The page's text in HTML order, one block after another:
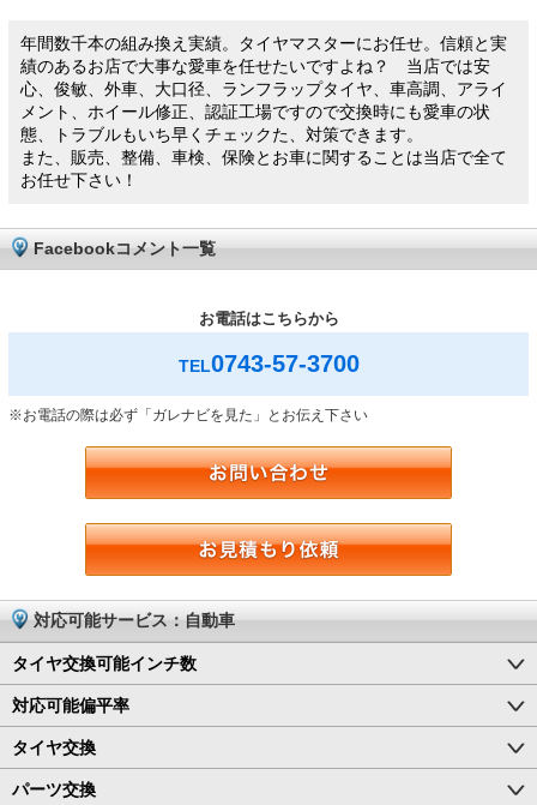
年間数千本の組み換え実績。タイヤマスターにお任せ。信頼と実
績のあるお店で大事な愛車を任せたいですよね？ 当店では安
心、俊敏、外車、大口径、ランフラップタイヤ、車高調、アライ
メント、ホイール修正、認証工場ですので交換時にも愛車の状
態、トラブルもいち早くチェックた、対策できます。
また、販売、整備、車検、保険とお車に関することは当店で全て
お任せ下さい！
Facebookコメント一覧
お電話はこちらから
TEL0743-57-3700
※お電話の際は必ず「ガレナビを見た」とお伝え下さい
対応可能サービス：自動車
タイヤ交換可能インチ数
対応可能偏平率
タイヤ交換
パーツ交換